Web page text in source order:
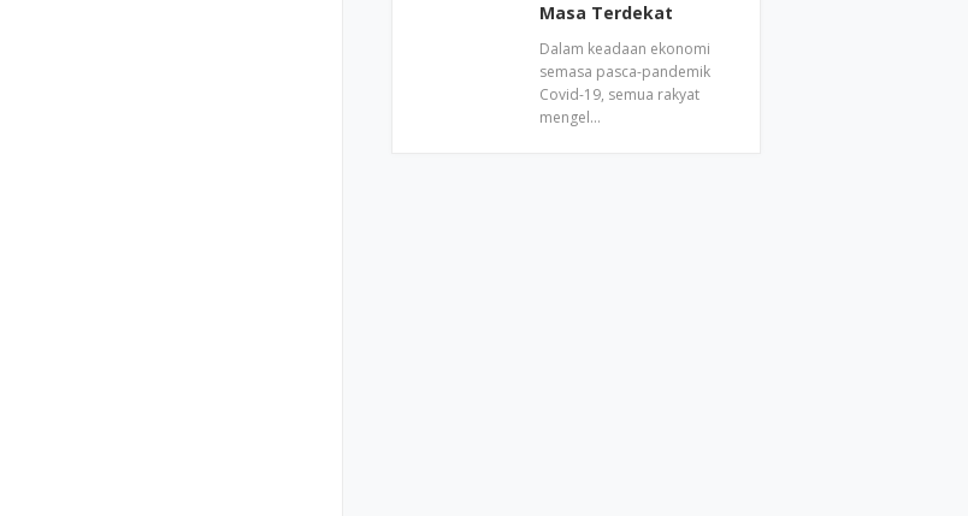
Masa Terdekat
Dalam keadaan ekonomi
semasa pasca-pandemik
Covid-19, semua rakyat
mengel…